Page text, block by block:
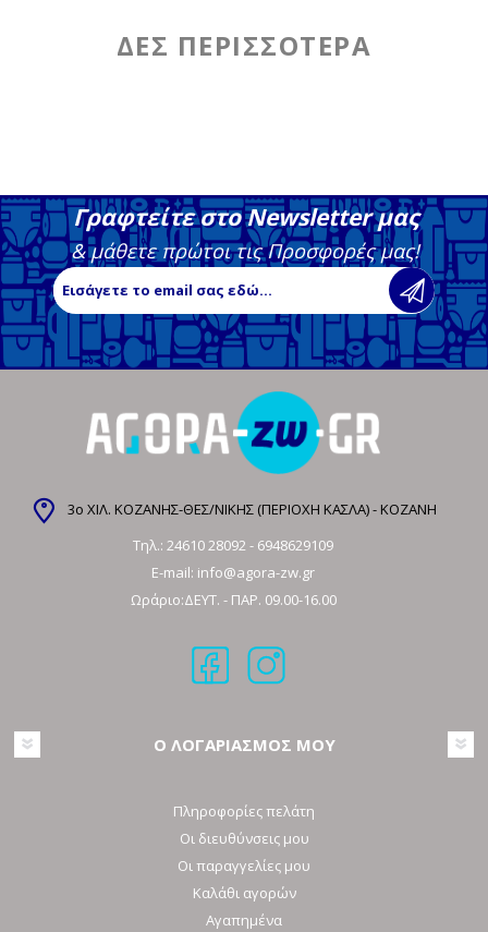
Γραφτείτε στο Newsletter μας
& μάθετε πρώτοι τις Προσφορές μας!
3ο ΧΙΛ. ΚΟΖΑΝΗΣ-ΘΕΣ/ΝΙΚΗΣ (ΠΕΡΙΟΧΗ ΚΑΣΛΑ) - ΚΟΖΑΝΗ
Τηλ.: 24610 28092- 6948629109
E-mail: info@agora-zw.gr
Ωράριο:ΔΕΥΤ. - ΠΑΡ. 09.00-16.00
Ο ΛΟΓΑΡΙΑΣΜΟΣ ΜΟΥ
Πληροφορίες πελάτη
Οι διευθύνσεις μου
Οι παραγγελίες μου
Καλάθι αγορών
Αγαπημένα